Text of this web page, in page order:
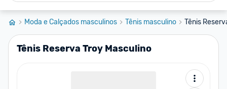
Moda e Calçados masculinos Tênis masculino Tênis
Tênis Reserva Troy Masculino